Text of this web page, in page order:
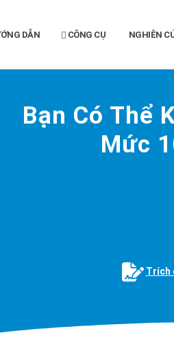
DẪN CÔNG CỤ NGHIÊN
Bạn Có Thể
Mức
Trích